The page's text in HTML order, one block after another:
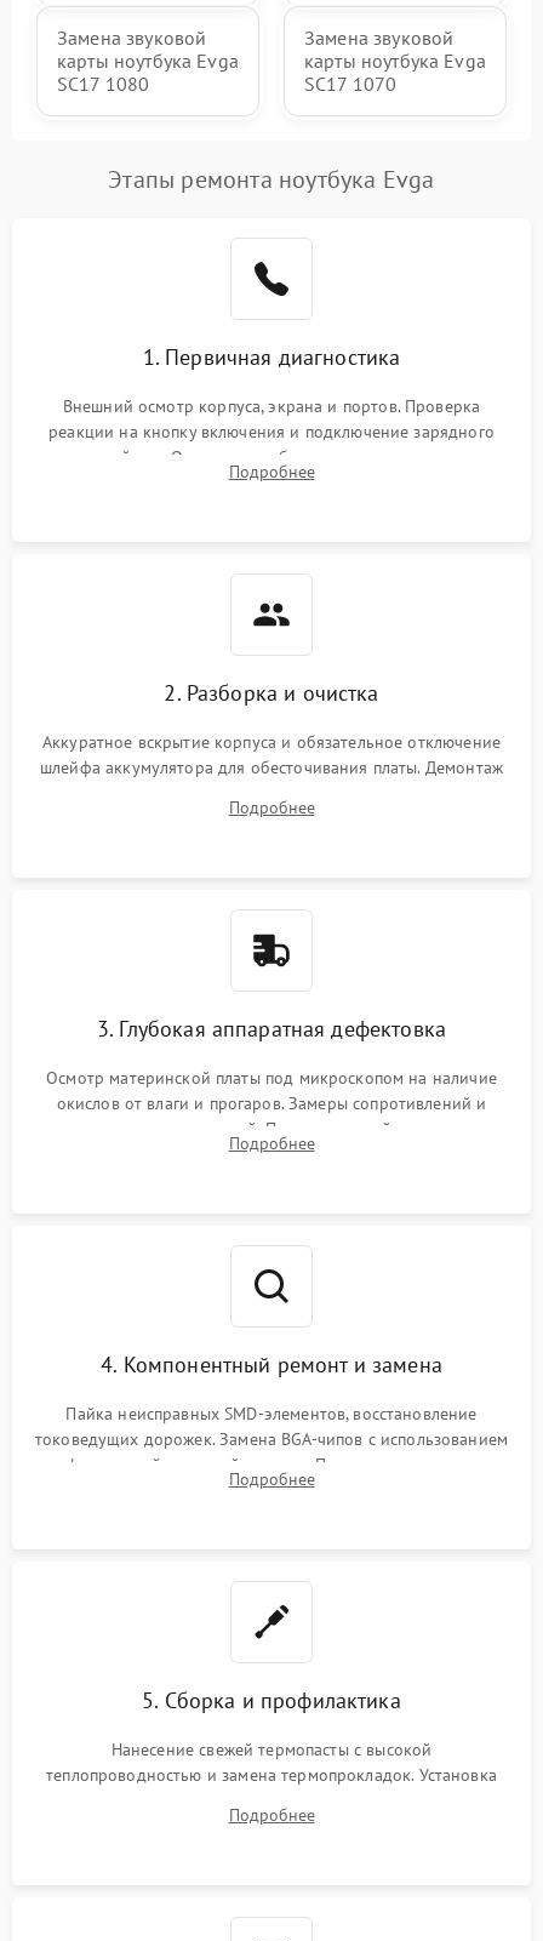
Замена звуковой
карты ноутбука Evga
SC17 1080
Замена звуковой
карты ноутбука Evga
SC17 1070
Этапы ремонта ноутбука Evga
1. Первичная диагностика
Внешний осмотр корпуса, экрана и портов. Проверка
реакции на кнопку включения и подключение зарядного
устройства. Оценка потребления тока с помощью
лабораторного блока питания для локализации проблемы.
Подробнее
2. Разборка и очистка
Аккуратное вскрытие корпуса и обязательное отключение
шлейфа аккумулятора для обесточивания платы. Демонтаж
высохшей термопасты с кристаллов чипов.
Подробнее
3. Глубокая аппаратная дефектовка
Осмотр материнской платы под микроскопом на наличие
окислов от влаги и прогаров. Замеры сопротивлений и
дежурных напряжений. Проверка цепей питания,
мультиконтроллера, процессора и видеочипа.
Подробнее
4. Компонентный ремонт и замена
Пайка неисправных SMD-элементов, восстановление
токоведущих дорожек. Замена BGA-чипов с использованием
инфракрасной паяльной станции. Прошивка микросхемы
BIOS или замена поврежденных портов USB
Подробнее
5. Сборка и профилактика
Нанесение свежей термопасты с высокой
теплопроводностью и замена термопрокладок. Установка
шлейфов, модулей памяти и накопителей. Предварительная
Подробнее